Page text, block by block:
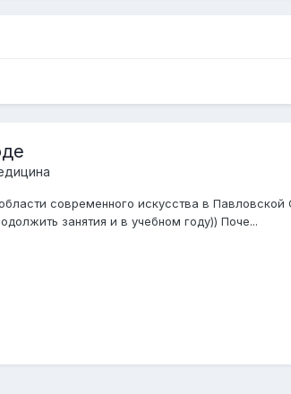
современного искусства в
занятия и в учебном году)) Поче...